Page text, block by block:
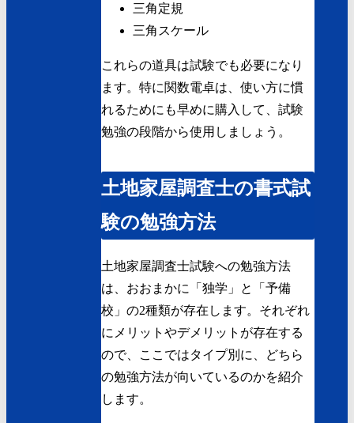
三角定規
三角スケール
これらの道具は試験でも必要になり
ます。特に関数電卓は、使い方に慣
れるためにも早めに購入して、試験
勉強の段階から使用しましょう。
土地家屋調査士の書式試
験の勉強方法
土地家屋調査士試験への勉強方法
は、おおまかに「独学」と「予備
校」の2種類が存在します。それぞれ
にメリットやデメリットが存在する
ので、ここではタイプ別に、どちら
の勉強方法が向いているのかを紹介
します。